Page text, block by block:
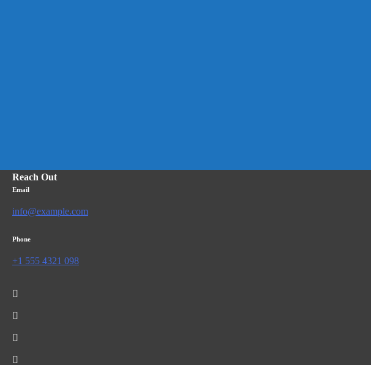
Reach Out
Email
info@example.com
Phone
+1 555 4321 098